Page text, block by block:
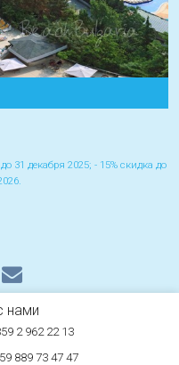
31 декабря 2025; - 15% скидка до
нами
2 962 22 13
889 73 47 47